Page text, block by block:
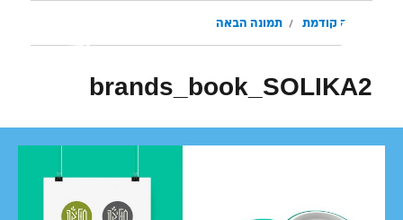
תמונה קודמת תמונה הבאה
brands_book_SOLIKA2